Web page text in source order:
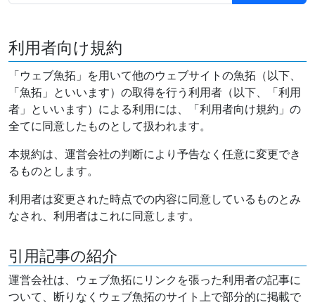
利用者向け規約
「ウェブ魚拓」を用いて他のウェブサイトの魚拓（以下、
「魚拓」といいます）の取得を行う利用者（以下、「利用
者」といいます）による利用には、「利用者向け規約」の
全てに同意したものとして扱われます。
本規約は、運営会社の判断により予告なく任意に変更でき
るものとします。
利用者は変更された時点での内容に同意しているものとみ
なされ、利用者はこれに同意します。
引用記事の紹介
運営会社は、ウェブ魚拓にリンクを張った利用者の記事に
ついて、断りなくウェブ魚拓のサイト上で部分的に掲載で